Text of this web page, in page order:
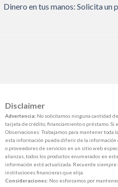
Dinero en tus manos: Solicita un
Disclaimer
Advertencia: No solicitamos ninguna cantidad
tarjeta de crédito, financiamiento o préstamo. Si
Observaciones: Trabajamos para mantener toda
esta información puede diferir de la
o proveedores de servicios en un sitio web
alianzas, todos los productos enumerados en
información esté actualizada. Recuerde
instituciones financieras que elija.
Consideraciones: Nos esforzamos por